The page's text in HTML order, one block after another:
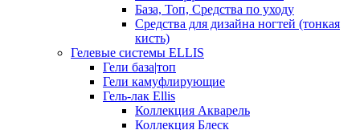
База, Топ, Средства по уходу
Средства для дизайна ногтей (тонкая
кисть)
Гелевые системы ELLIS
Гели база|топ
Гели камуфлирующие
Гель-лак Ellis
Коллекция Акварель
Коллекция Блеск